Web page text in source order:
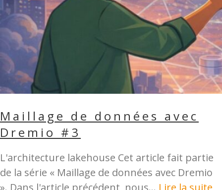
Maillage de données avec
Dremio #3
L'architecture lakehouse Cet article fait partie
de la série « Maillage de données avec Dremio
». Dans l'article précédent, nous... Lire la suite